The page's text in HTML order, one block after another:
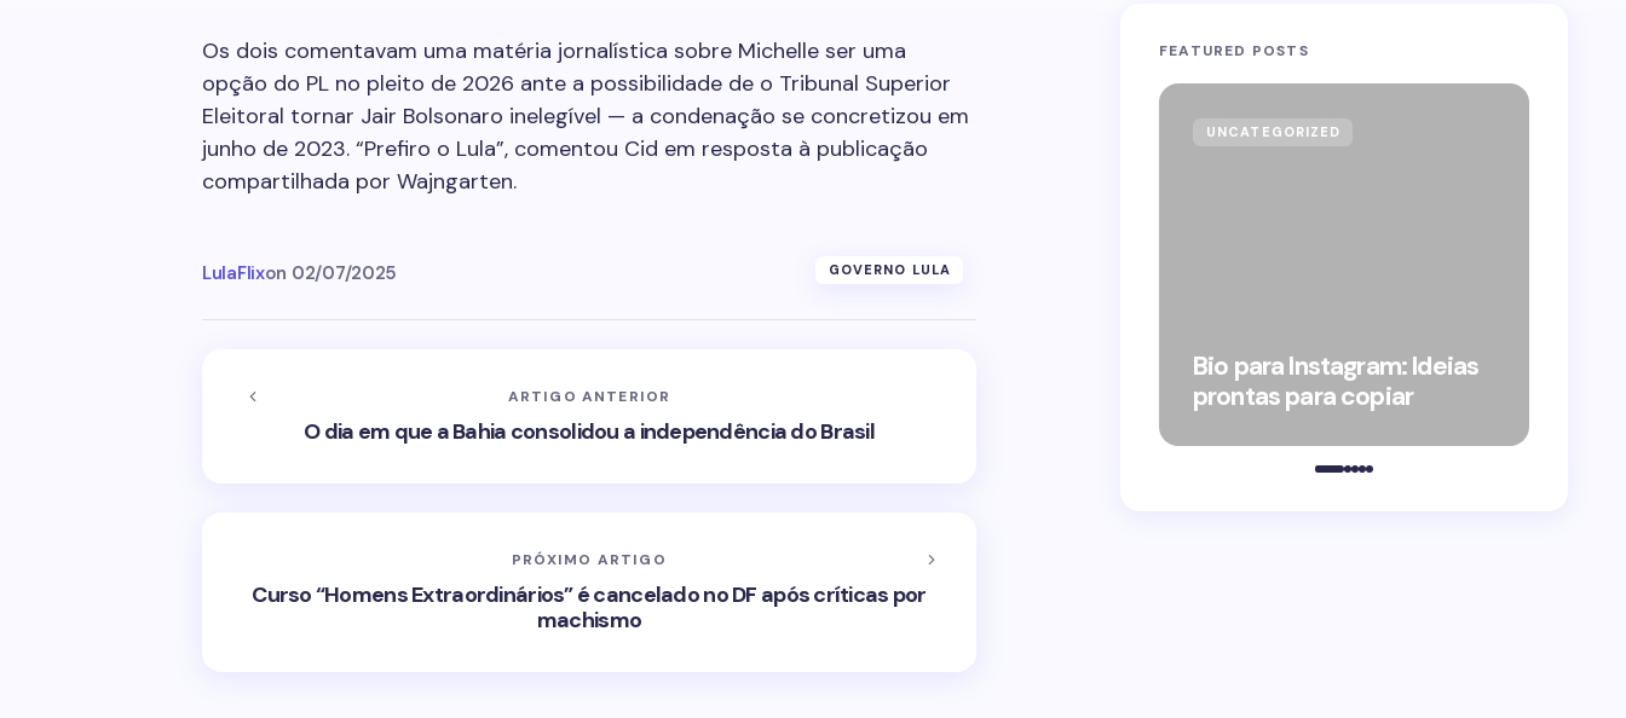
Os dois comentavam uma matéria jornalística sobre Michelle ser uma
opção do PL no pleito de 2026 ante a possibilidade de o Tribunal Superior
Eleitoral tornar Jair Bolsonaro inelegível — a condenação se concretizou em
junho de 2023. “Prefiro o Lula”, comentou Cid em resposta à publicação
compartilhada por Wajngarten.
LulaFlixon 02/07/2025 GOVERNO LULA
ARTIGO ANTERIOR
O dia em que a Bahia consolidou a independência do Brasil
PRÓXIMO ARTIGO
Curso “Homens Extraordinários” é cancelado no DF após críticas por
machismo
FEATURED POSTS
UNCATEGORIZED
Bio para Instagram: Ideias
prontas para copiar